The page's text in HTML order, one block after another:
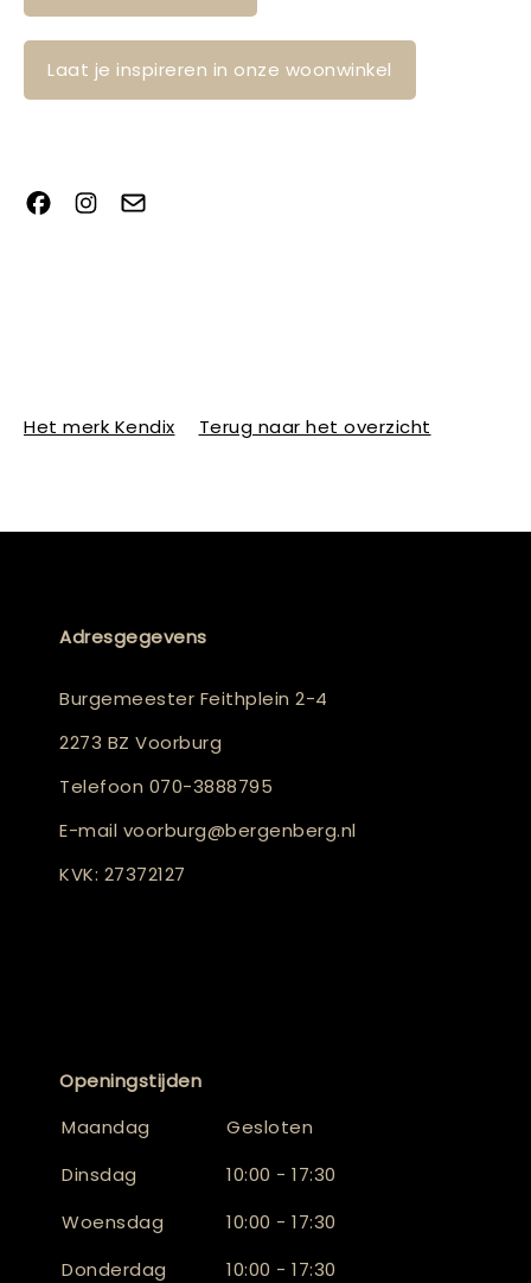
Laat je inspireren in onze woonwinkel
Het merk Kendix Terug naar het overzicht
Adresgegevens
Burgemeester Feithplein 2-4
2273 BZ Voorburg
Telefoon 070-3888795
E-mail voorburg@bergenberg.nl
KVK: 27372127
Openingstijden
Maandag
Gesloten
Dinsdag
10:00 - 17:30
Woensdag
10:00 - 17:30
Donderdag
10:00 - 17:30